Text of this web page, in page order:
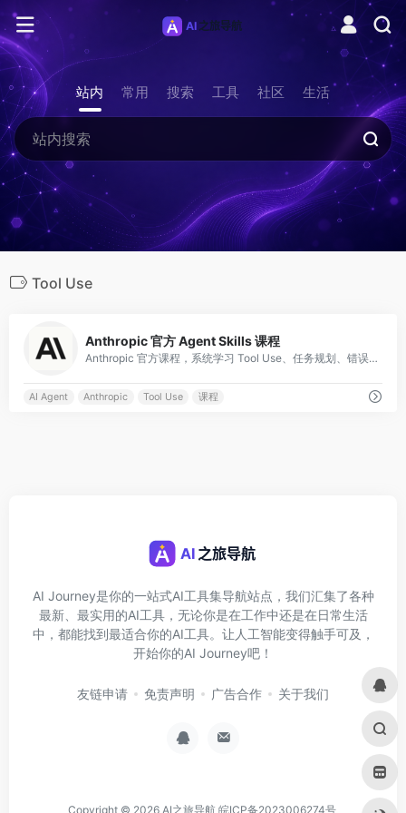
站内 常用 搜索 工具 社区 生活
Tool Use
Anthropic 官方 Agent Skills 课程
Anthropic 官方课程，系统学习 Tool Use、任务规划、错误恢复等 Agent 核心技能。
AI Agent Anthropic Tool Use 课程
AI Journey是你的一站式AI工具集导航站点，我们汇集了各种
最新、最实用的AI工具，无论你是在工作中还是在日常生活
中，都能找到最适合你的AI工具。让人工智能变得触手可及，
开始你的AI Journey吧！
友链申请 免责声明 广告合作 关于我们
Copyright © 2026 AI之旅导航 皖ICP备2023006274号